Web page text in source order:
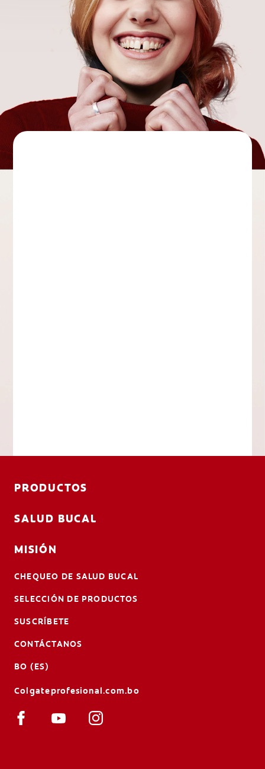
PRODUCTOS
SALUD BUCAL
MISIÓN
CHEQUEO DE SALUD BUCAL
SELECCIÓN DE PRODUCTOS
SUSCRÍBETE
CONTÁCTANOS
BO (ES)
Colgateprofesional.com.bo